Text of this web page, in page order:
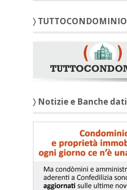
〉 TUTTOCONDOMINIO
〉 Notizie e Banche dati